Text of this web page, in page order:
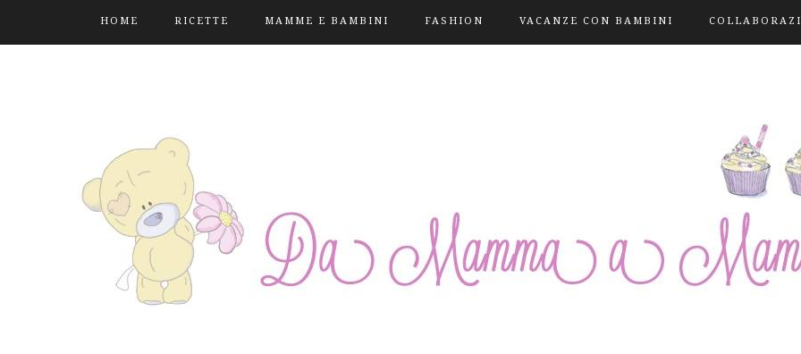
HOME RICETTE MAMME E BAMBINI FASHION VACANZE CON BAMBINI